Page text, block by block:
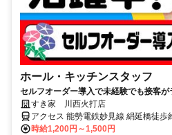
ホール・キッチンスタッフ
セルフオーダー導入で未経験でも接客
ビューに最適です♪
すき家 川西火打店
アクセス 能勢電鉄妙見線 絹延橋徒
歩約12分、能勢電鉄妙見線 川西能勢
時給1,200円～1,500円